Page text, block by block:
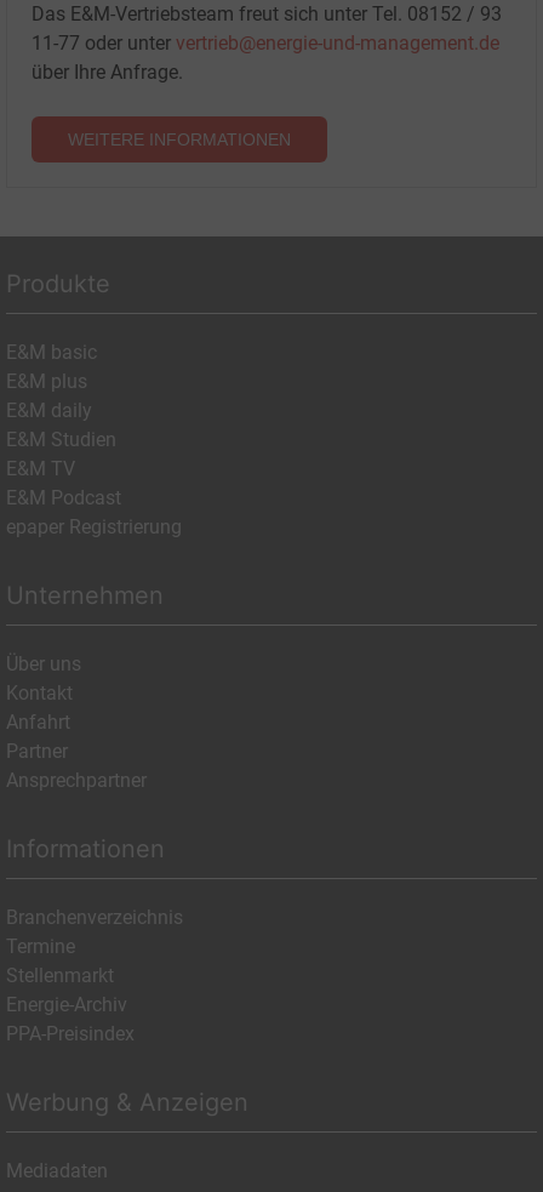
Das E&M-Vertriebsteam freut sich unter Tel. 08152 / 93
11-77 oder unter vertrieb@energie-und-management.de
über Ihre Anfrage.
WEITERE INFORMATIONEN
Produkte
E&M basic
E&M plus
E&M daily
E&M Studien
E&M TV
E&M Podcast
epaper Registrierung
Unternehmen
Über uns
Kontakt
Anfahrt
Partner
Ansprechpartner
Informationen
Branchenverzeichnis
Termine
Stellenmarkt
Energie-Archiv
PPA-Preisindex
Werbung & Anzeigen
Mediadaten